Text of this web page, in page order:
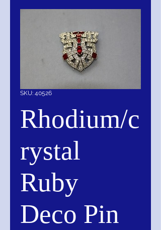
SKU: 40526
Rhodium/c
rystal
Ruby
Deco Pin